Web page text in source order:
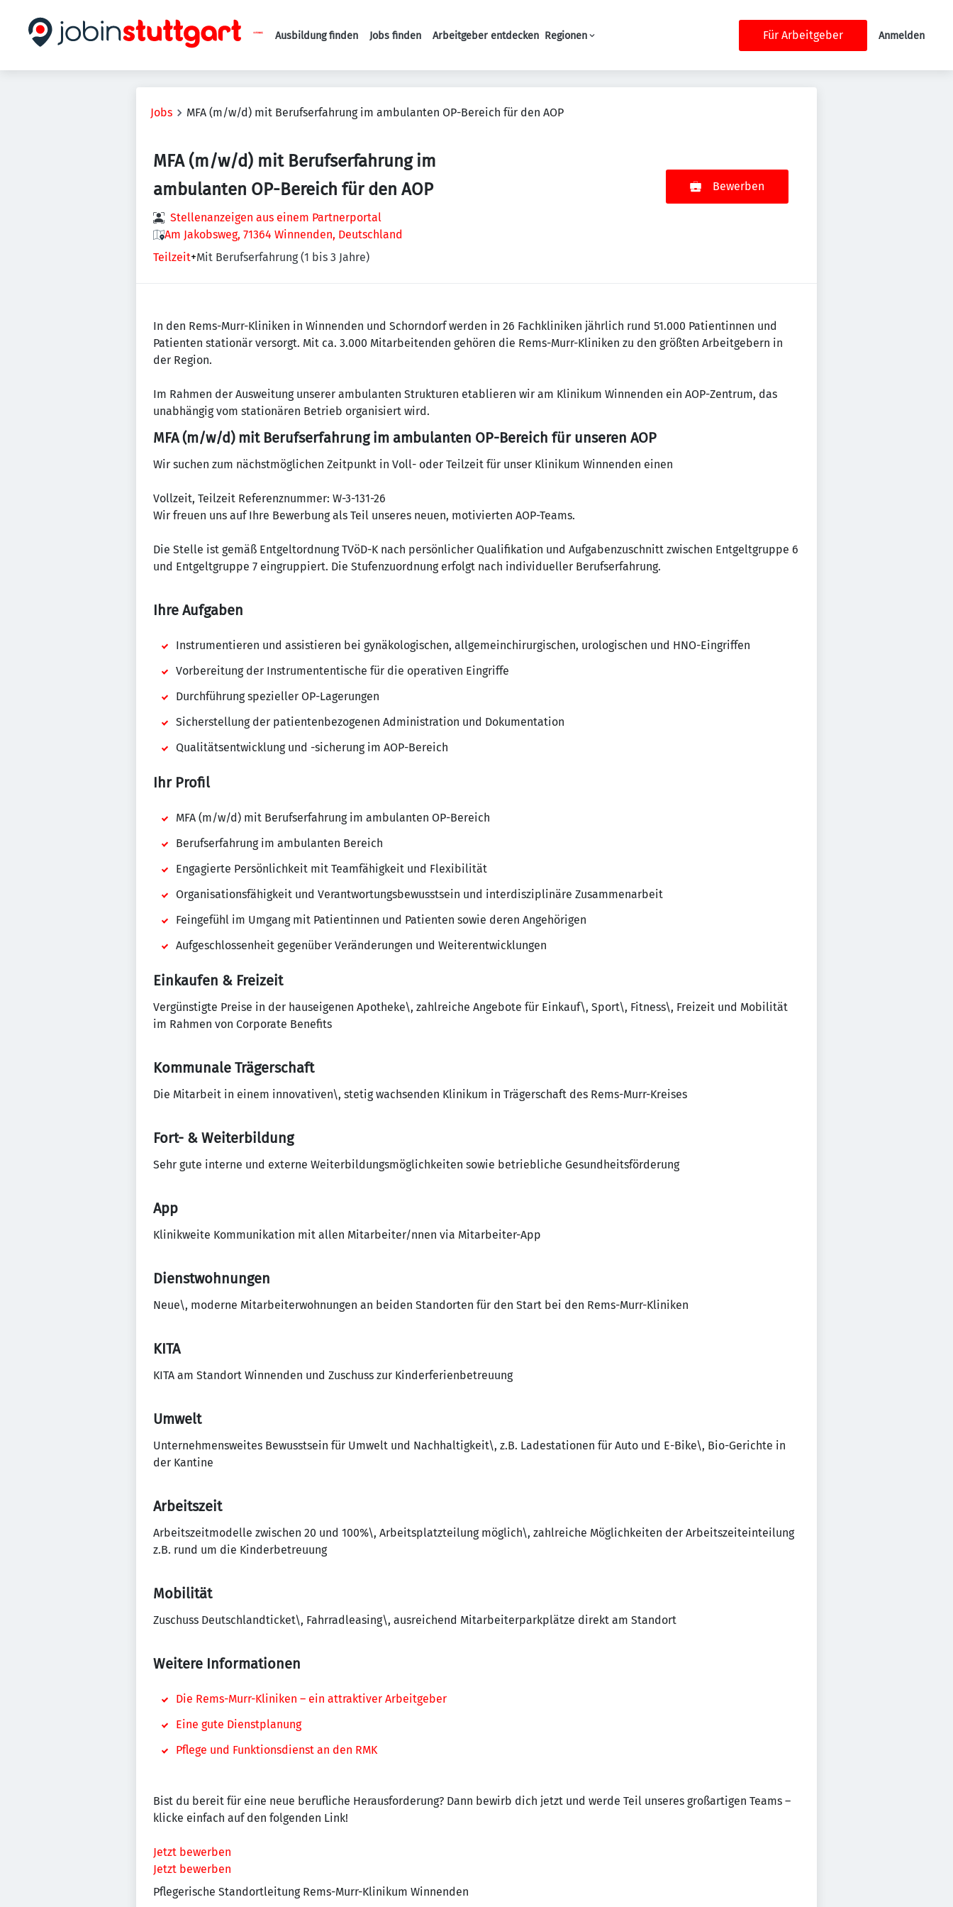
Haupt-Navigation
Ausbildung finden Jobs finden Arbeitgeber entdecken Regionen Für Arbeitgeber Anmelden
Jobs MFA (m/w/d) mit Berufserfahrung im ambulanten OP-Bereich für den AOP
MFA (m/w/d) mit Berufserfahrung im
ambulanten OP-Bereich für den AOP
Stellenanzeigen aus einem Partnerportal
Am Jakobsweg, 71364 Winnenden, Deutschland
Teilzeit+Mit Berufserfahrung (1 bis 3 Jahre)
Bewerben
In den Rems-Murr-Kliniken in Winnenden und Schorndorf werden in 26 Fachkliniken jährlich rund 51.000 Patientinnen und
Patienten stationär versorgt. Mit ca. 3.000 Mitarbeitenden gehören die Rems-Murr-Kliniken zu den größten Arbeitgebern in
der Region.
Im Rahmen der Ausweitung unserer ambulanten Strukturen etablieren wir am Klinikum Winnenden ein AOP-Zentrum, das
unabhängig vom stationären Betrieb organisiert wird.
MFA (m/w/d) mit Berufserfahrung im ambulanten OP-Bereich für unseren AOP
Wir suchen zum nächstmöglichen Zeitpunkt in Voll- oder Teilzeit für unser Klinikum Winnenden einen
Vollzeit, Teilzeit Referenznummer: W-3-131-26
Wir freuen uns auf Ihre Bewerbung als Teil unseres neuen, motivierten AOP-Teams.
Die Stelle ist gemäß Entgeltordnung TVöD-K nach persönlicher Qualifikation und Aufgabenzuschnitt zwischen Entgeltgruppe 6
und Entgeltgruppe 7 eingruppiert. Die Stufenzuordnung erfolgt nach individueller Berufserfahrung.
Ihre Aufgaben
Instrumentieren und assistieren bei gynäkologischen, allgemeinchirurgischen, urologischen und HNO-Eingriffen
Vorbereitung der Instrumententische für die operativen Eingriffe
Durchführung spezieller OP-Lagerungen
Sicherstellung der patientenbezogenen Administration und Dokumentation
Qualitätsentwicklung und -sicherung im AOP-Bereich
Ihr Profil
MFA (m/w/d) mit Berufserfahrung im ambulanten OP-Bereich
Berufserfahrung im ambulanten Bereich
Engagierte Persönlichkeit mit Teamfähigkeit und Flexibilität
Organisationsfähigkeit und Verantwortungsbewusstsein und interdisziplinäre Zusammenarbeit
Feingefühl im Umgang mit Patientinnen und Patienten sowie deren Angehörigen
Aufgeschlossenheit gegenüber Veränderungen und Weiterentwicklungen
Einkaufen & Freizeit
Vergünstigte Preise in der hauseigenen Apotheke\, zahlreiche Angebote für Einkauf\, Sport\, Fitness\, Freizeit und Mobilität
im Rahmen von Corporate Benefits
Kommunale Trägerschaft
Die Mitarbeit in einem innovativen\, stetig wachsenden Klinikum in Trägerschaft des Rems-Murr-Kreises
Fort- & Weiterbildung
Sehr gute interne und externe Weiterbildungsmöglichkeiten sowie betriebliche Gesundheitsförderung
App
Klinikweite Kommunikation mit allen Mitarbeiter/nnen via Mitarbeiter-App
Dienstwohnungen
Neue\, moderne Mitarbeiterwohnungen an beiden Standorten für den Start bei den Rems-Murr-Kliniken
KITA
KITA am Standort Winnenden und Zuschuss zur Kinderferienbetreuung
Umwelt
Unternehmensweites Bewusstsein für Umwelt und Nachhaltigkeit\, z.B. Ladestationen für Auto und E-Bike\, Bio-Gerichte in
der Kantine
Arbeitszeit
Arbeitszeitmodelle zwischen 20 und 100%\, Arbeitsplatzteilung möglich\, zahlreiche Möglichkeiten der Arbeitszeiteinteilung
z.B. rund um die Kinderbetreuung
Mobilität
Zuschuss Deutschlandticket\, Fahrradleasing\, ausreichend Mitarbeiterparkplätze direkt am Standort
Weitere Informationen
Die Rems-Murr-Kliniken – ein attraktiver Arbeitgeber
Eine gute Dienstplanung
Pflege und Funktionsdienst an den RMK
Bist du bereit für eine neue berufliche Herausforderung? Dann bewirb dich jetzt und werde Teil unseres großartigen Teams –
klicke einfach auf den folgenden Link!
Jetzt bewerben
Jetzt bewerben
Pflegerische Standortleitung Rems-Murr-Klinikum Winnenden